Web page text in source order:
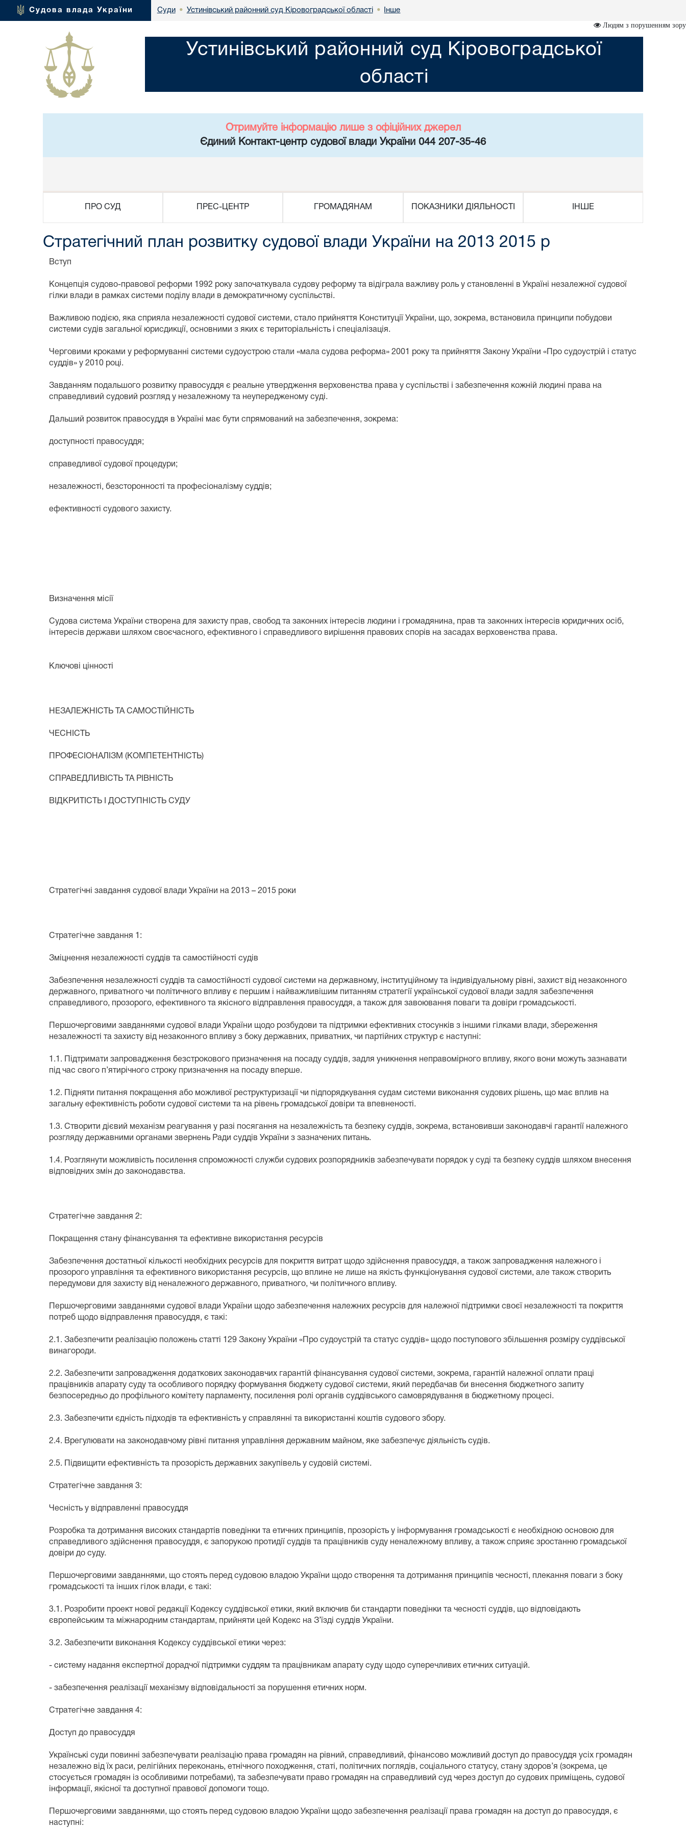
Судова влада України Суди • Устинівський районний суд Кіровоградської області • Інше
Людям з порушенням зору
Устинівський районний суд Кіровоградської
області
Отримуйте інформацію лише з офіційних джерел
Єдиний Контакт-центр судової влади України 044 207-35-46
ПРО СУД ПРЕС-ЦЕНТР ГРОМАДЯНАМ ПОКАЗНИКИ ДІЯЛЬНОСТІ ІНШЕ
Стратегічний план розвитку судової влади України на 2013 2015 р
Вступ
Концепція судово-правової реформи 1992 року започаткувала судову реформу та відіграла важливу роль у становленні в Україні незалежної судової
гілки влади в рамках системи поділу влади в демократичному суспільстві.
Важливою подією, яка сприяла незалежності судової системи, стало прийняття Конституції України, що, зокрема, встановила принципи побудови
системи судів загальної юрисдикції, основними з яких є територіальність і спеціалізація.
Черговими кроками у реформуванні системи судоустрою стали «мала судова реформа» 2001 року та прийняття Закону України «Про судоустрій і статус
суддів» у 2010 році.
Завданням подальшого розвитку правосуддя є реальне утвердження верховенства права у суспільстві і забезпечення кожній людині права на
справедливий судовий розгляд у незалежному та неупередженому суді.
Дальший розвиток правосуддя в Україні має бути спрямований на забезпечення, зокрема:
доступності правосуддя;
справедливої судової процедури;
незалежності, безсторонності та професіоналізму суддів;
ефективності судового захисту.
Визначення місії
Судова система України створена для захисту прав, свобод та законних інтересів людини і громадянина, прав та законних інтересів юридичних осіб,
інтересів держави шляхом своєчасного, ефективного і справедливого вирішення правових спорів на засадах верховенства права.
Ключові цінності
НЕЗАЛЕЖНІСТЬ ТА САМОСТІЙНІСТЬ
ЧЕСНІСТЬ
ПРОФЕСІОНАЛІЗМ (КОМПЕТЕНТНІСТЬ)
СПРАВЕДЛИВІСТЬ ТА РІВНІСТЬ
ВІДКРИТІСТЬ І ДОСТУПНІСТЬ СУДУ
Стратегічні завдання судової влади України на 2013 – 2015 роки
Стратегічне завдання 1:
Зміцнення незалежності суддів та самостійності судів
Забезпечення незалежності суддів та самостійності судової системи на державному, інституційному та індивідуальному рівні, захист від незаконного
державного, приватного чи політичного впливу є першим і найважливішим питанням стратегії української судової влади задля забезпечення
справедливого, прозорого, ефективного та якісного відправлення правосуддя, а також для завоювання поваги та довіри громадськості.
Першочерговими завданнями судової влади України щодо розбудови та підтримки ефективних стосунків з іншими гілками влади, збереження
незалежності та захисту від незаконного впливу з боку державних, приватних, чи партійних структур є наступні:
1.1. Підтримати запровадження безстрокового призначення на посаду суддів, задля уникнення неправомірного впливу, якого вони можуть зазнавати
під час свого п’ятирічного строку призначення на посаду вперше.
1.2. Підняти питання покращення або можливої реструктуризації чи підпорядкування судам системи виконання судових рішень, що має вплив на
загальну ефективність роботи судової системи та на рівень громадської довіри та впевненості.
1.3. Створити дієвий механізм реагування у разі посягання на незалежність та безпеку суддів, зокрема, встановивши законодавчі гарантії належного
розгляду державними органами звернень Ради суддів України з зазначених питань.
1.4. Розглянути можливість посилення спроможності служби судових розпорядників забезпечувати порядок у суді та безпеку суддів шляхом внесення
відповідних змін до законодавства.
Стратегічне завдання 2:
Покращення стану фінансування та ефективне використання ресурсів
Забезпечення достатньої кількості необхідних ресурсів для покриття витрат щодо здійснення правосуддя, а також запровадження належного і
прозорого управління та ефективного використання ресурсів, що вплине не лише на якість функціонування судової системи, але також створить
передумови для захисту від неналежного державного, приватного, чи політичного впливу.
Першочерговими завданнями судової влади України щодо забезпечення належних ресурсів для належної підтримки своєї незалежності та покриття
потреб щодо відправлення правосуддя, є такі:
2.1. Забезпечити реалізацію положень статті 129 Закону України «Про судоустрій та статус суддів» щодо поступового збільшення розміру суддівської
винагороди.
2.2. Забезпечити запровадження додаткових законодавчих гарантій фінансування судової системи, зокрема, гарантій належної оплати праці
працівників апарату суду та особливого порядку формування бюджету судової системи, який передбачав би внесення бюджетного запиту
безпосередньо до профільного комітету парламенту, посилення ролі органів суддівського самоврядування в бюджетному процесі.
2.3. Забезпечити єдність підходів та ефективність у справлянні та використанні коштів судового збору.
2.4. Врегулювати на законодавчому рівні питання управління державним майном, яке забезпечує діяльність судів.
2.5. Підвищити ефективність та прозорість державних закупівель у судовій системі.
Стратегічне завдання 3:
Чесність у відправленні правосуддя
Розробка та дотримання високих стандартів поведінки та етичних принципів, прозорість у інформування громадськості є необхідною основою для
справедливого здійснення правосуддя, є запорукою протидії суддів та працівників суду неналежному впливу, а також сприяє зростанню громадської
довіри до суду.
Першочерговими завданнями, що стоять перед судовою владою України щодо створення та дотримання принципів чесності, плекання поваги з боку
громадськості та інших гілок влади, є такі:
3.1. Розробити проект нової редакції Кодексу суддівської етики, який включив би стандарти поведінки та чесності суддів, що відповідають
європейським та міжнародним стандартам, прийняти цей Кодекс на З’їзді суддів України.
3.2. Забезпечити виконання Кодексу суддівської етики через:
- систему надання експертної дорадчої підтримки суддям та працівникам апарату суду щодо суперечливих етичних ситуацій.
- забезпечення реалізації механізму відповідальності за порушення етичних норм.
Стратегічне завдання 4:
Доступ до правосуддя
Українські суди повинні забезпечувати реалізацію права громадян на рівний, справедливий, фінансово можливий доступ до правосуддя усіх громадян
незалежно від їх раси, релігійних переконань, етнічного походження, статі, політичних поглядів, соціального статусу, стану здоров’я (зокрема, це
стосується громадян із особливими потребами), та забезпечувати право громадян на справедливий суд через доступ до судових приміщень, судової
інформації, якісної та доступної правової допомоги тощо.
Першочерговими завданнями, що стоять перед судовою владою України щодо забезпечення реалізації права громадян на доступ до правосуддя, є
наступні: